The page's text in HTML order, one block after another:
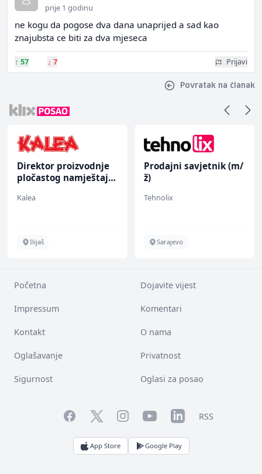
prije 1 godinu
ne kogu da pogose dva dana unaprijed a sad kao
znajubsta ce biti za dva mjeseca
↑ 57 ↓ 7 Prijavi
Povratak na članak
Direktor proizvodnje
pločastog namještaja
Kalea
Ilijaš
Prodajni savjetnik (m/
ž)
Tehnolix
Sarajevo
Početna Dojavite vijest
Impressum Komentari
Kontakt O nama
Oglašavanje Privatnost
Sigurnost Oglasi za posao
FacebookTwitterInstagramYouTubeLinkedInRSS
App Store Google Play